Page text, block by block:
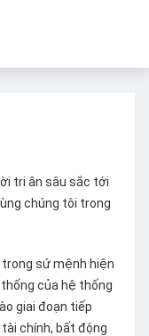
tri ân sâu sắc tới
chúng tôi trong
sứ mệnh hiện
của hệ thống
giai đoạn tiếp
chính, bất động